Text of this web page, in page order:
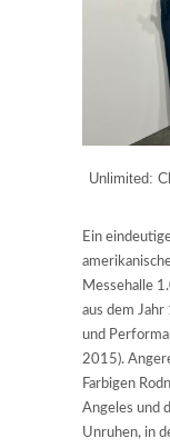
Unlimited:
Ein
Messehalle
aus dem
und
2015).
Farbigen
Angeles und
Unruhen, in